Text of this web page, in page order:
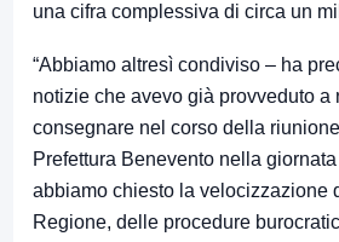
una cifra complessiva di circa un
“Abbiamo altresì condiviso – ha
notizie che avevo già provveduto a
consegnare nel corso della
Prefettura Benevento nella
abbiamo chiesto la velocizzazione
Regione, delle procedure